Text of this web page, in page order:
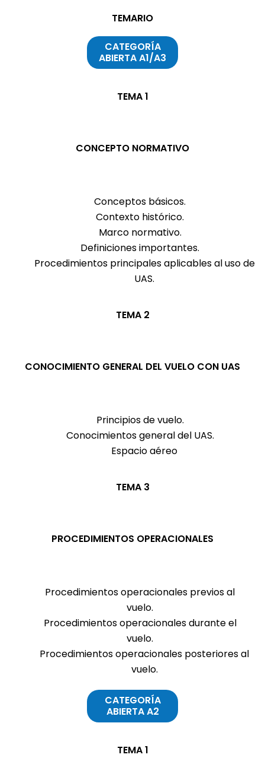
TEMARIO
CATEGORÍA
ABIERTA A1/A3
TEMA 1
CONCEPTO NORMATIVO
Conceptos básicos.
Contexto histórico.
Marco normativo.
Definiciones importantes.
Procedimientos principales aplicables al uso de
UAS.
TEMA 2
CONOCIMIENTO GENERAL DEL VUELO CON UAS
Principios de vuelo.
Conocimientos general del UAS.
Espacio aéreo
TEMA 3
PROCEDIMIENTOS OPERACIONALES
Procedimientos operacionales previos al
vuelo.
Procedimientos operacionales durante el
vuelo.
Procedimientos operacionales posteriores al
vuelo.
CATEGORÍA
ABIERTA A2
TEMA 1